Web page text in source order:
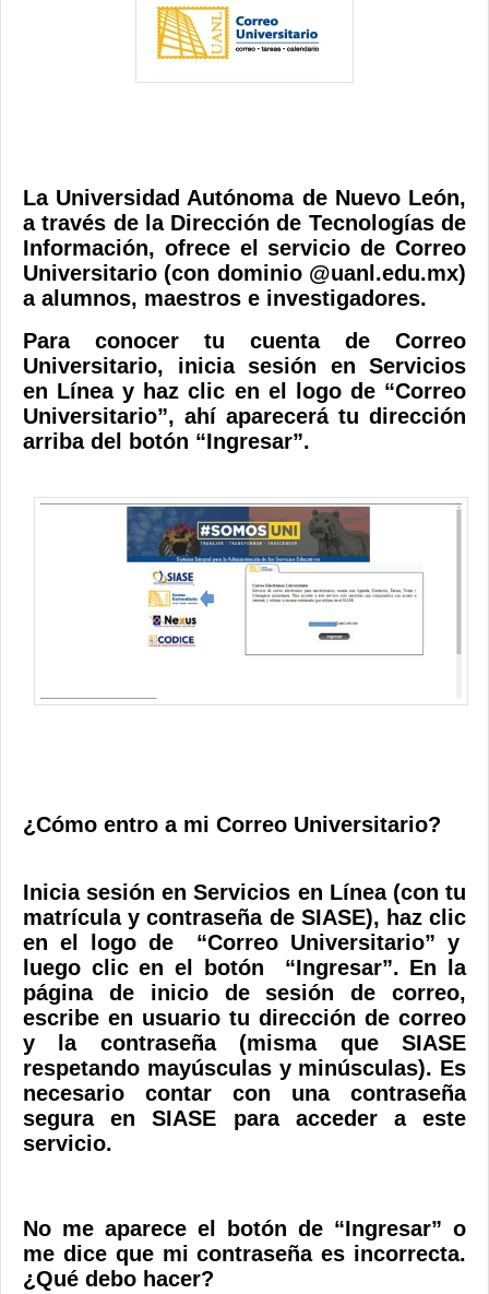
Contacto
La Universidad Autónoma de Nuevo León,
a través de la Dirección de Tecnologías de
Información, ofrece el servicio de Correo
Universitario (con dominio @uanl.edu.mx)
a alumnos, maestros e investigadores.
Para conocer tu cuenta de Correo
Universitario, inicia sesión en Servicios
en Línea y haz clic en el logo de “Correo
Universitario”, ahí aparecerá tu dirección
arriba del botón “Ingresar”.
¿Cómo entro a mi Correo Universitario?
Inicia sesión en Servicios en Línea (con tu
matrícula y contraseña de SIASE), haz clic
en el logo de “Correo Universitario” y
luego clic en el botón “Ingresar”. En la
página de inicio de sesión de correo,
escribe en usuario tu dirección de correo
y la contraseña (misma que SIASE
respetando mayúsculas y minúsculas). Es
necesario contar con una contraseña
segura en SIASE para acceder a este
servicio.
No me aparece el botón de “Ingresar” o
me dice que mi contraseña es incorrecta.
¿Qué debo hacer?